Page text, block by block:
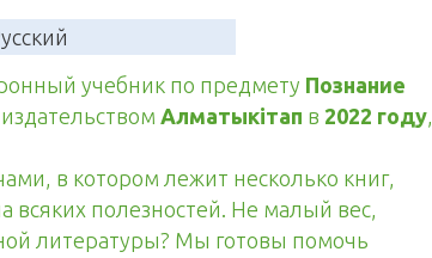
учебник по предмету Познание
Алматыкітап в 2022 году,
в котором лежит несколько книг,
всяких полезностей. Не малый вес,
литературы? Мы готовы помочь